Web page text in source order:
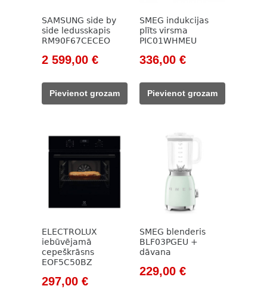
SAMSUNG side by
side ledusskapis
RM90F67CECEO
Original
was:
3
2 599,00 €Current
Pievienot grozam
SMEG indukcijas
plīts virsma
PIC01WHMEU
Original
was:
382,00 €.
336,00 €Current
336,00 €.
Pievienot grozam
ELECTROLUX
iebūvējamā
cepeškrāsns
EOF5C50BZ
Original
297,00 €Current
SMEG blenderis
BLF03PGEU +
dāvana
Original
229,00 €Current